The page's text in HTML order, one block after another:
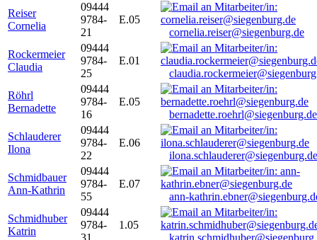
Reiser
Cornelia
09444
9784-
21
E.05
cornelia.reiser@siegenburg.de
Rockermeier
Claudia
09444
9784-
25
E.01
Röhrl
Bernadette
09444
9784-
16
E.05
bernadette.roehrl@siegenburg.de
Schlauderer
Ilona
09444
9784-
22
E.06
ilona.schlauderer@siegenburg.de
Schmidbauer
Ann-Kathrin
09444
9784-
55
E.07
ann-
Schmidhuber
Katrin
09444
9784-
1.05